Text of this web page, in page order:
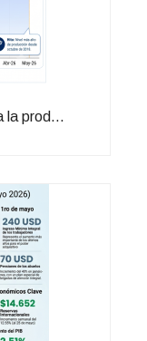
la prod...